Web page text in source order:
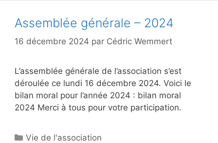
Assemblée générale – 2024
16 décembre 2024 par Cédric Wemmert
L’assemblée générale de l’association s’est
déroulée ce lundi 16 décembre 2024. Voici le
bilan moral pour l’année 2024 : bilan moral
2024 Merci à tous pour votre participation.
Catégories
Vie de l'association